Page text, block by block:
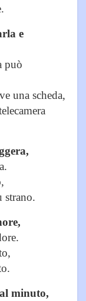
e
può
una scheda,
strano.
minuto,